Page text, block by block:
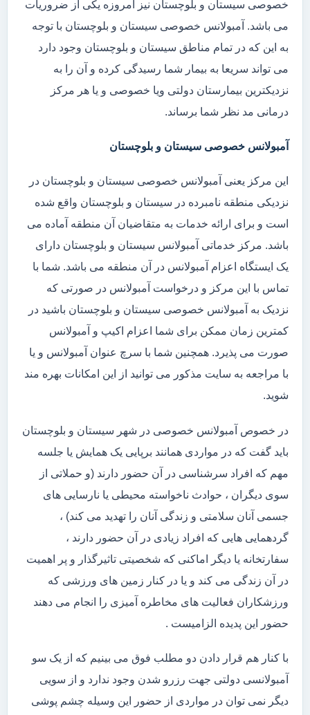
خصوصی سیستان و بلوچستان نیز امروزه یکی از ضروریات
می باشد. آمبولانس خصوصی سیستان و بلوچستان با توجه
به این که در تمام مناطق سیستان و بلوچستان وجود دارد
می تواند سریعا به بیمار شما رسیدگی کرده و آن را به
نزدیکترین بیمارستان دولتی ویا خصوصی و یا هر مرکز
درمانی مد نظر شما برساند.
آمبولانس خصوصی سیستان و بلوچستان
این مرکز یعنی آمبولانس خصوصی سیستان و بلوچستان در
نزدیکی منطقه نامبرده در سیستان و بلوچستان واقع شده
است و برای ارائه خدمات به متقاضیان آن منطقه آماده می
باشد. مرکز خدماتی آمبولانس سیستان و بلوچستان دارای
یک ایستگاه اعزام آمبولانس در آن منطقه می باشد. شما با
تماس با این مرکز و درخواست آمبولانس در صورتی که
نزدیک به آمبولانس خصوصی سیستان و بلوچستان باشید در
کمترین زمان ممکن برای شما اعزام اکیپ و آمبولانس
صورت می پذیرد. همچنین شما با سرچ عنوان آمبولانس و یا
با مراجعه به سایت مذکور می توانید از این امکانات بهره مند
شوید.
در خصوص آمبولانس خصوصی در شهر سیستان و بلوچستان
باید گفت که در مواردی همانند برپایی یک همایش یا جلسه
مهم که افراد سرشناسی در آن حضور دارند (و حملاتی از
سوی دیگران ، حوادث ناخواسته محیطی یا نارسایی های
جسمی آنان سلامتی و زندگی آنان را تهدید می کند) ،
گردهمایی هایی که افراد زیادی در آن حضور دارند ،
سفارتخانه یا دیگر اماکنی که شخصیتی تاثیرگذار و پر اهمیت
در آن زندگی می کند و یا در کنار زمین های ورزشی که
ورزشکاران فعالیت های مخاطره آمیزی را انجام می دهند
حضور این پدیده الزامیست .
با کنار هم قرار دادن دو مطلب فوق می بینیم که از یک سو
آمبولانسی دولتی جهت رزرو شدن وجود ندارد و از سویی
دیگر نمی توان در مواردی از حضور این وسیله چشم پوشی